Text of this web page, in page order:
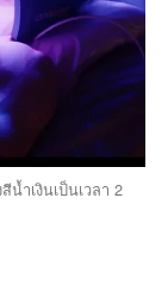
น้ำเงินเป็นเวลา 2